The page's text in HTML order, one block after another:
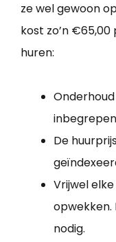
ze wel gewoon
kost zo’n
huren:
De
Vrijwel
opwekken.
nodig.